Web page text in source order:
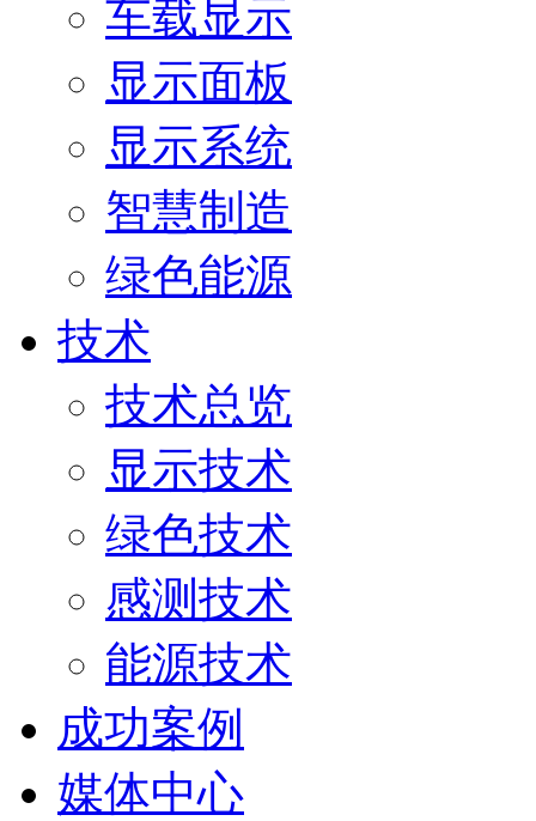
车载显示
显示面板
显示系统
智慧制造
绿色能源
技术
技术总览
显示技术
绿色技术
感测技术
能源技术
成功案例
媒体中心